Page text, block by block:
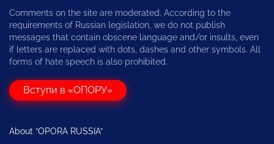
Comments on the site are moderated. According to the
requirements of Russian legislation, we do not publish
messages that contain obscene language and/or insults, even
if letters are replaced with dots, dashes and other symbols. All
forms of hate speech is also prohibited.
Вступи в «ОПОРУ»
About “OPORA RUSSIA”